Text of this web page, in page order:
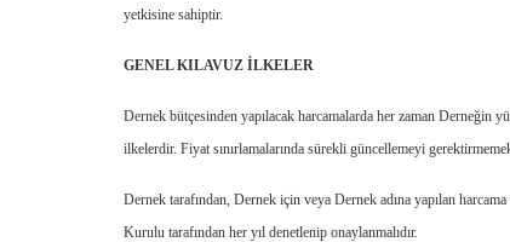
yetkisine sahiptir.
GENEL KILAVUZ İLKELER
Dernek bütçesinden yapılacak harcamalarda her zaman Derneğin
ilkelerdir. Fiyat sınırlamalarında sürekli güncellemeyi
Dernek tarafından, Dernek için veya Dernek adına yapılan
Kurulu tarafından her yıl denetlenip onaylanmalıdır.